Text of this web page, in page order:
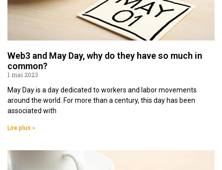
Web3 and May Day, why do they have so much in
common?
1 mai 2023
May Day is a day dedicated to workers and labor movements
around the world. For more than a century, this day has been
associated with
Lire plus »